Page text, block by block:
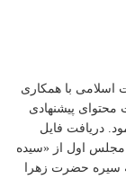
اسلامی با همکاری
محتوای پیشنهادی
و منتشر نمود. دریافت فایل
اول از «سیده
سیره حضرت زهرا